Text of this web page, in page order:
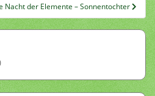
Nacht der Elemente – Sonnentochter